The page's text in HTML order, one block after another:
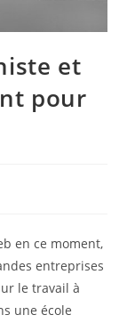
et
pour
en ce moment,
entreprises
le travail à
une école